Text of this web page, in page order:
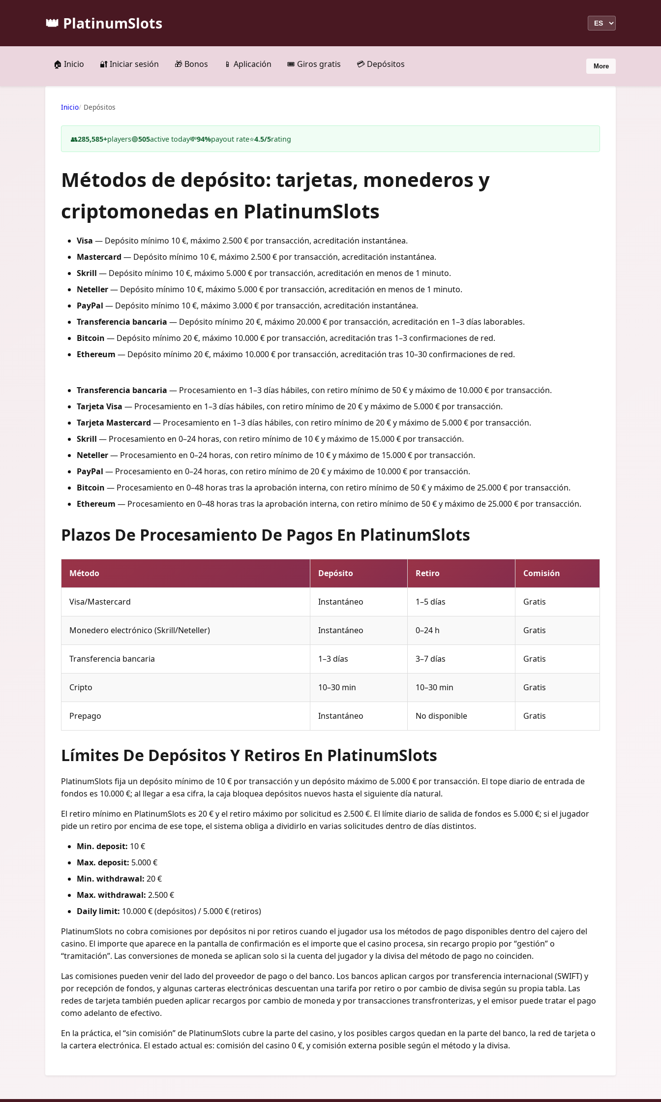
👑 PlatinumSlots
🏠 Inicio 🔐 Iniciar sesión 🎁 Bonos 📱 Aplicación 🎟️ Giros gratis 💳 Depósitos More
Inicio Depósitos
👥285,585+players🟢505active today💸94%payout rate⭐4.5/5rating
Métodos de depósito: tarjetas, monederos y
criptomonedas en PlatinumSlots
Visa — Depósito mínimo 10 €, máximo 2.500 € por transacción, acreditación instantánea.
Mastercard — Depósito mínimo 10 €, máximo 2.500 € por transacción, acreditación instantánea.
Skrill — Depósito mínimo 10 €, máximo 5.000 € por transacción, acreditación en menos de 1 minuto.
Neteller— Depósito mínimo 10 €, máximo 5.000 € por transacción, acreditación en menos de 1 minuto.
PayPal — Depósito mínimo 10 €, máximo 3.000 € por transacción, acreditación instantánea.
Transferencia bancaria — Depósito mínimo 20 €, máximo 20.000 € por transacción, acreditación en 1–3 días laborables.
Bitcoin — Depósito mínimo 20 €, máximo 10.000 € por transacción, acreditación tras 1–3 confirmaciones de red.
Ethereum — Depósito mínimo 20 €, máximo 10.000 € por transacción, acreditación tras 10–30 confirmaciones de red.
Transferencia bancaria — Procesamiento en 1–3 días hábiles, con retiro mínimo de 50 € y máximo de 10.000 € por transacción.
Tarjeta Visa — Procesamiento en 1–3 días hábiles, con retiro mínimo de 20 € y máximo de 5.000 € por transacción.
Tarjeta Mastercard — Procesamiento en 1–3 días hábiles, con retiro mínimo de 20 € y máximo de 5.000 € por transacción.
Skrill — Procesamiento en 0–24 horas, con retiro mínimo de 10 € y máximo de 15.000 € por transacción.
Neteller— Procesamiento en 0–24 horas, con retiro mínimo de 10 € y máximo de 15.000 € por transacción.
PayPal — Procesamiento en 0–24 horas, con retiro mínimo de 20 € y máximo de 10.000 € por transacción.
Bitcoin — Procesamiento en 0–48 horas tras la aprobación interna, con retiro mínimo de 50 € y máximo de 25.000 € por transacción.
Ethereum — Procesamiento en 0–48 horas tras la aprobación interna, con retiro mínimo de 50 € y máximo de 25.000 € por transacción.
Plazos De Procesamiento De Pagos En PlatinumSlots
Método Depósito Retiro Comisión
Visa/Mastercard Instantáneo 1–5 días Gratis
Monedero electrónico (Skrill/Neteller) Instantáneo 0–24 h Gratis
Transferencia bancaria 1–3 días 3–7 días Gratis
Cripto 10–30 min 10–30 min Gratis
Prepago Instantáneo No disponible Gratis
Límites De Depósitos Y Retiros En PlatinumSlots
PlatinumSlots fija un depósito mínimo de 10 € por transacción y un depósito máximo de 5.000 € por transacción. El tope diario de entrada de
fondos es 10.000 €; al llegar a esa cifra, la caja bloquea depósitos nuevos hasta el siguiente día natural.
El retiro mínimo en PlatinumSlots es 20 € y el retiro máximo por solicitud es 2.500 €. El límite diario de salida de fondos es 5.000 €; si el jugador
pide un retiro por encima de ese tope, el sistema obliga a dividirlo en varias solicitudes dentro de días distintos.
Min. deposit: 10 €
Max. deposit: 5.000 €
Min. withdrawal: 20 €
Max. withdrawal: 2.500 €
Daily limit: 10.000 € (depósitos) / 5.000 € (retiros)
PlatinumSlots no cobra comisiones por depósitos ni por retiros cuando el jugador usa los métodos de pago disponibles dentro del cajero del
casino. El importe que aparece en la pantalla de confirmación es el importe que el casino procesa, sin recargo propio por “gestión” o
“tramitación”. Las conversiones de moneda se aplican solo si la cuenta del jugador y la divisa del método de pago no coinciden.
Las comisiones pueden venir del lado del proveedor de pago o del banco. Los bancos aplican cargos por transferencia internacional (SWIFT) y
por recepción de fondos, y algunas carteras electrónicas descuentan una tarifa por retiro o por cambio de divisa según su propia tabla. Las
redes de tarjeta también pueden aplicar recargos por cambio de moneda y por transacciones transfronterizas, y el emisor puede tratar el pago
como adelanto de efectivo.
En la práctica, el “sin comisión” de PlatinumSlots cubre la parte del casino, y los posibles cargos quedan en la parte del banco, la red de tarjeta o
la cartera electrónica. El estado actual es: comisión del casino 0 €, y comisión externa posible según el método y la divisa.